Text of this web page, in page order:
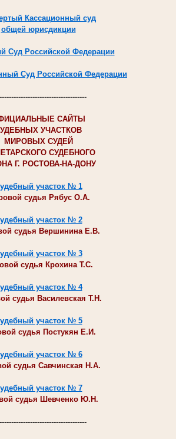
Кассационный суд
общей юрисдикции
Суд Российской Федерации
Суд Российской Федерации
САЙТЫ
УЧАСТКОВ
МИРОВЫХ СУДЕЙ
СУДЕБНОГО
Г. РОСТОВА-НА-ДОНУ
участок № 1
судья Рябус О.А.
участок № 2
судья Вершинина Е.В.
участок № 3
судья Крохина Т.С.
участок № 4
судья Василевская Т.Н.
участок № 5
судья Постукян Е.И.
участок № 6
судья Савчинская Н.А.
участок № 7
судья Шевченко Ю.Н.